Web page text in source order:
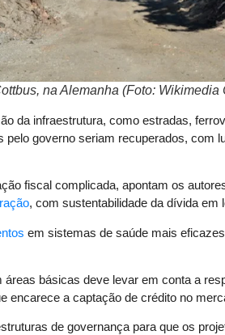
na Alemanha (Foto: Wikimedia
da infraestrutura, como estradas,
pelo governo seriam recuperados, com
fiscal complicada, apontam os
, com sustentabilidade da dívida em
em sistemas de saúde mais
básicas deve levar em conta a
encarece a captação de crédito no
de governança para que os